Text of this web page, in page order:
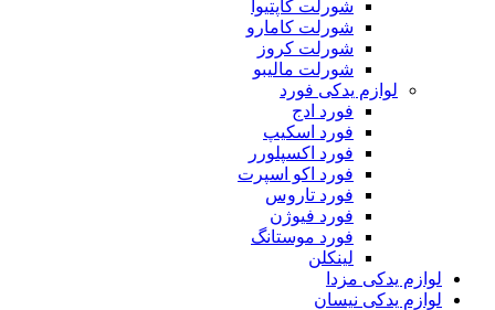
شورلت کاپتیوا
شورلت کامارو
شورلت کروز
شورلت مالیبو
لوازم یدکی فورد
فورد ادج
فورد اسکیپ
فورد اکسپلورر
فورد اکو اسپرت
فورد تاروس
فورد فیوژن
فورد موستانگ
لینکلن
لوازم یدکی مزدا
لوازم یدکی نیسان